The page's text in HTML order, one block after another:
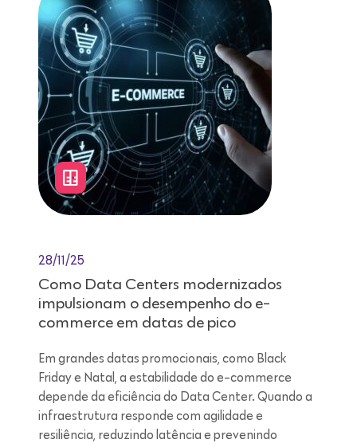
28/11/25
Como Data Centers modernizados
impulsionam o desempenho do e-
commerce em datas de pico
Em grandes datas promocionais, como Black
Friday e Natal, a estabilidade do e-commerce
depende da eficiência do Data Center. Quando a
infraestrutura responde com agilidade e
resiliência, reduzindo latência e prevenindo